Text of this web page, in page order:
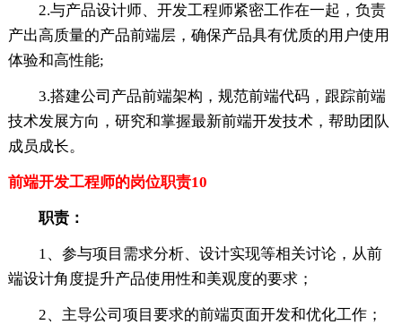
2.与产品设计师、开发工程师紧密工作在一起，负责
产出高质量的产品前端层，确保产品具有优质的用户使用
体验和高性能;
3.搭建公司产品前端架构，规范前端代码，跟踪前端
技术发展方向，研究和掌握最新前端开发技术，帮助团队
成员成长。
前端开发工程师的岗位职责10
职责：
1、参与项目需求分析、设计实现等相关讨论，从前
端设计角度提升产品使用性和美观度的要求；
2、主导公司项目要求的前端页面开发和优化工作；